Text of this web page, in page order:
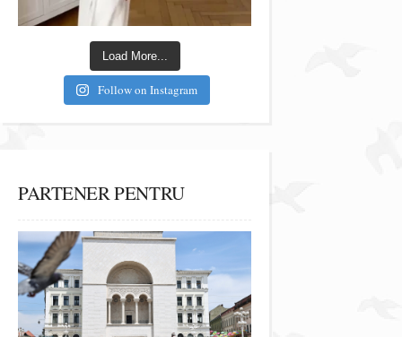
Load More...
Follow on Instagram
PARTENER PENTRU